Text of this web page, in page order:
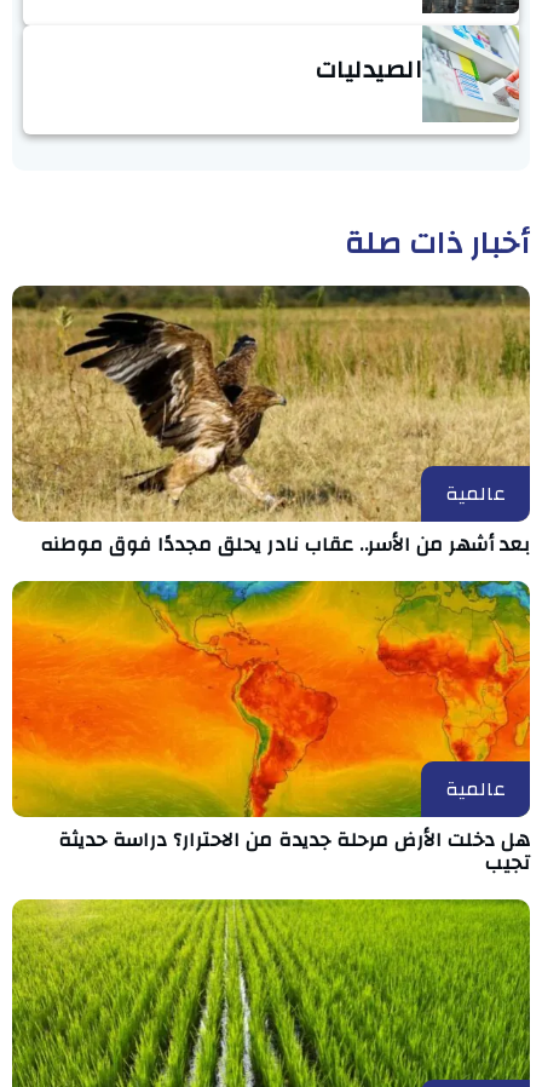
الصيدليات
أخبار ذات صلة
عالمية
بعد أشهر من الأسر.. عقاب نادر يحلق مجددًا فوق موطنه
عالمية
هل دخلت الأرض مرحلة جديدة من الاحترار؟ دراسة حديثة
تجيب